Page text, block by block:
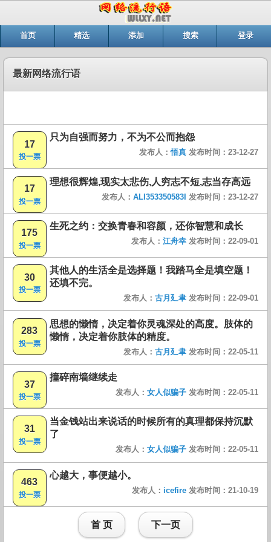
首页 精选 添加 搜索 登录
最新网络流行语
17
投一票
只为自强而努力，不为不公而抱怨
发布人：悟真 发布时间：23-12-27
17
投一票
理想很辉煌,现实太悲伤,人穷志不短,志当存高远
发布人： ALI353350583I 发布时间：23-12-27
175
投一票
生死之约：交换青春和容颜，还你智慧和成长
发布人： 江舟幸 发布时间：22-09-01
30
投一票
其他人的生活全是选择题！我踏马全是填空题！
还填不完。
发布人： 古月廴聿 发布时间：22-09-01
283
投一票
思想的懒惰，决定着你灵魂深处的高度。肢体的
懒惰，决定着你肢体的精度。
发布人： 古月廴聿 发布时间：22-05-11
37
投一票
撞碎南墙继续走
发布人： 女人似骗子 发布时间：22-05-11
31
投一票
当金钱站出来说话的时候所有的真理都保持沉默
了
发布人： 女人似骗子 发布时间：22-05-11
463
投一票
心越大，事便越小。
发布人： icefire 发布时间：21-10-19
首 页 下一页